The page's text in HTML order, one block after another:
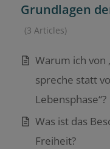
Grundlagen
3 Articles
Warum ich von
spreche statt
Lebensphase“?
Was ist das
Freiheit?